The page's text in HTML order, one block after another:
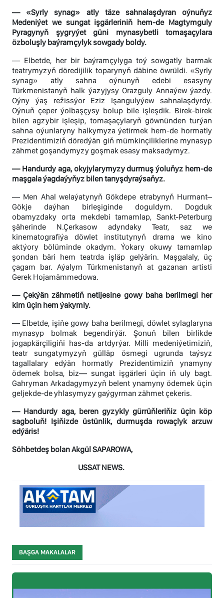
— «Syrly synag» atly täze sahnalaşdyran oýnuňyz
Medeniýet we sungat işgärleriniň hem-de Magtymguly
Pyragynyň şygryýet güni mynasybetli tomaşaçylara
özboluşly baýramçylyk sowgady boldy.
— Elbetde, her bir baýramçylyga toý sowgatly barmak
teatrymyzyň döredijilik toparynyň däbine öwrüldi. «Syrly
synag» atly sahna oýnunyň edebi esasyny
Türkmenistanyň halk ýazyjysy Orazguly Annaýew ýazdy.
Oýny ýaş režissýor Eziz Işangulyýew sahnalaşdyrdy.
Oýnuň çeper ýolbaşçysy bolup bile işleşdik. Birek-birek
bilen agzybir işleşip, tomaşaçylaryň göwnünden turýan
sahna oýunlaryny halkymyza ýetirmek hem-de hormatly
Prezidentimiziň döredýän giň mümkinçiliklerine mynasyp
zähmet goşandymyzy goşmak esasy maksadymyz.
— Handurdy aga, okyjylarymyzy durmuş ýoluňyz hem-de
maşgala ýagdaýyňyz bilen tanyşdyraýsaňyz.
— Men Ahal welaýatynyň Gökdepe etrabynyň Hurmant–
Gökje daýhan birleşiginde doguldym. Dogduk
obamyzdaky orta mekdebi tamamlap, Sankt-Peterburg
şäherinde N.Çerkasow adyndaky Teatr, saz we
kinematografiýa döwlet institutynyň drama we kino
aktýory bölüminde okadym. Ýokary okuwy tamamlap
şondan bäri hem teatrda işläp gelýärin. Maşgalaly, üç
çagam bar. Aýalym Türkmenistanyň at gazanan artisti
Gerek Hojamämmedowa.
— Çekýän zähmetiň netijesine gowy baha berilmegi her
kim üçin hem ýakymly.
— Elbetde, işiňe gowy baha berilmegi, döwlet sylaglaryna
mynasyp bolmak begendirýär. Şonuň bilen birlikde
jogapkärçiligiňi has-da artdyrýar. Milli medeniýetimiziň,
teatr sungatymyzyň gülläp ösmegi ugrunda taýsyz
tagallalary edýän hormatly Prezidentimiziň ynamyny
ödemek bolsa, biz— sungat işgärleri üçin iň uly bagt.
Gahryman Arkadagymyzyň belent ynamyny ödemek üçin
geljekde-de yhlasymyzy gaýgyrman zähmet çekeris.
— Handurdy aga, beren gyzykly gürrüňleriňiz üçin köp
sagboluň! Işiňizde üstünlik, durmuşda rowaçlyk arzuw
edýäris!
Söhbetdeş bolan Akgül SAPAROWA,
USSAT NEWS.
BAŞGA MAKALALAR